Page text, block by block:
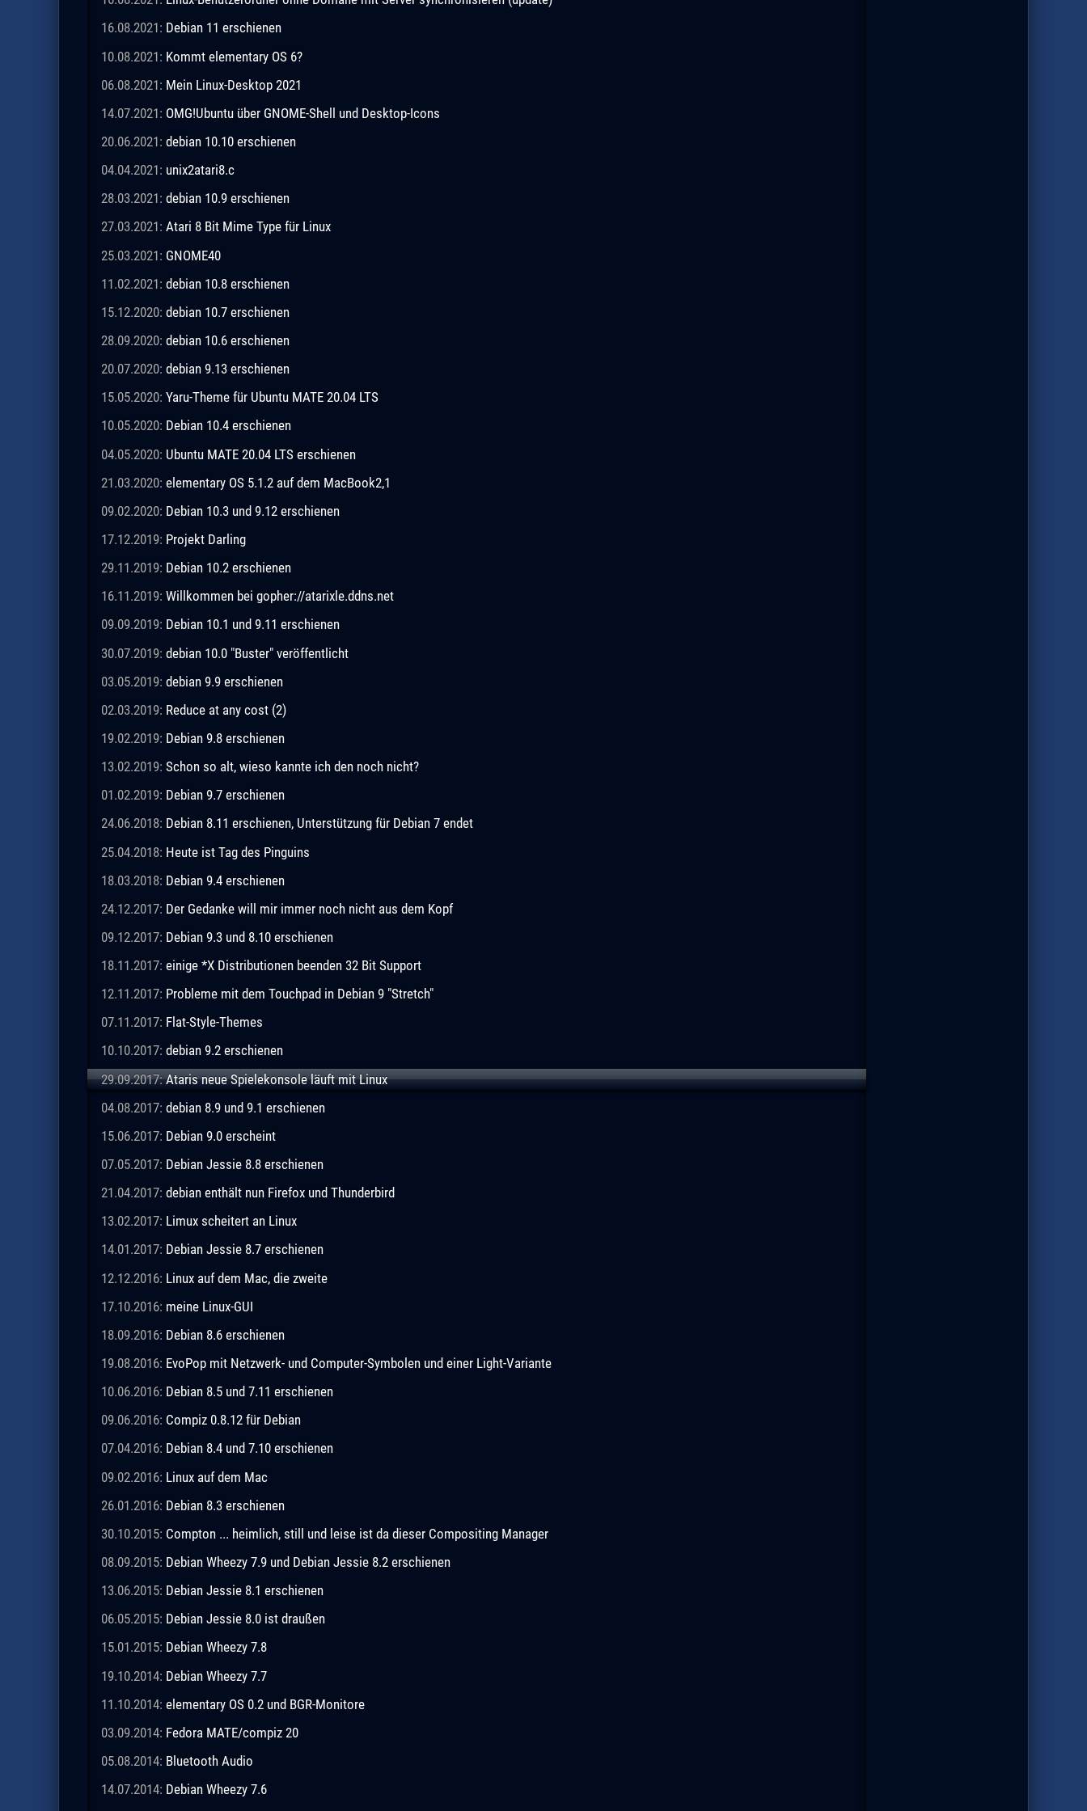
16.08.2021: Debian 11 erschienen
10.08.2021: Kommt elementary OS 6?
06.08.2021: Mein Linux-Desktop 2021
14.07.2021: OMG!Ubuntu über GNOME-Shell und Desktop-Icons
20.06.2021: debian 10.10 erschienen
04.04.2021: unix2atari8.c
28.03.2021: debian 10.9 erschienen
27.03.2021: Atari 8 Bit Mime Type für Linux
25.03.2021: GNOME40
11.02.2021: debian 10.8 erschienen
15.12.2020: debian 10.7 erschienen
28.09.2020: debian 10.6 erschienen
20.07.2020: debian 9.13 erschienen
15.05.2020: Yaru-Theme für Ubuntu MATE 20.04 LTS
10.05.2020: Debian 10.4 erschienen
04.05.2020: Ubuntu MATE 20.04 LTS erschienen
21.03.2020: elementary OS 5.1.2 auf dem MacBook2,1
09.02.2020: Debian 10.3 und 9.12 erschienen
17.12.2019: Projekt Darling
29.11.2019: Debian 10.2 erschienen
16.11.2019: Willkommen bei gopher://atarixle.ddns.net
09.09.2019: Debian 10.1 und 9.11 erschienen
30.07.2019: debian 10.0 "Buster" veröffentlicht
03.05.2019: debian 9.9 erschienen
02.03.2019: Reduce at any cost (2)
19.02.2019: Debian 9.8 erschienen
13.02.2019: Schon so alt, wieso kannte ich den noch nicht?
01.02.2019: Debian 9.7 erschienen
24.06.2018: Debian 8.11 erschienen, Unterstützung für Debian 7 endet
25.04.2018: Heute ist Tag des Pinguins
18.03.2018: Debian 9.4 erschienen
24.12.2017: Der Gedanke will mir immer noch nicht aus dem Kopf
09.12.2017: Debian 9.3 und 8.10 erschienen
18.11.2017: einige *X Distributionen beenden 32 Bit Support
12.11.2017: Probleme mit dem Touchpad in Debian 9 "Stretch"
07.11.2017: Flat-Style-Themes
10.10.2017: debian 9.2 erschienen
29.09.2017:Ataris neue Spielekonsole läuft mit Linux
04.08.2017: debian 8.9 und 9.1 erschienen
15.06.2017: Debian 9.0 erscheint
07.05.2017: Debian Jessie 8.8 erschienen
21.04.2017: debian enthält nun Firefox und Thunderbird
13.02.2017: Limux scheitert an Linux
14.01.2017: Debian Jessie 8.7 erschienen
12.12.2016: Linux auf dem Mac, die zweite
17.10.2016: meine Linux-GUI
18.09.2016: Debian 8.6 erschienen
19.08.2016: EvoPop mit Netzwerk- und Computer-Symbolen und einer Light-Variante
10.06.2016: Debian 8.5 und 7.11 erschienen
09.06.2016: Compiz 0.8.12 für Debian
07.04.2016: Debian 8.4 und 7.10 erschienen
09.02.2016: Linux auf dem Mac
26.01.2016: Debian 8.3 erschienen
30.10.2015: Compton ... heimlich, still und leise ist da dieser Compositing Manager
08.09.2015: Debian Wheezy 7.9 und Debian Jessie 8.2 erschienen
13.06.2015: Debian Jessie 8.1 erschienen
06.05.2015: Debian Jessie 8.0 ist draußen
15.01.2015: Debian Wheezy 7.8
19.10.2014: Debian Wheezy 7.7
11.10.2014: elementary OS 0.2 und BGR-Monitore
03.09.2014: Fedora MATE/compiz 20
05.08.2014: Bluetooth Audio
14.07.2014: Debian Wheezy 7.6